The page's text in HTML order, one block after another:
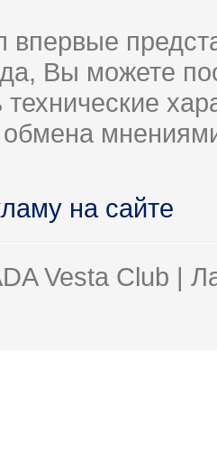
впервые
Вы можете
технические
на сайте
Vesta Club |